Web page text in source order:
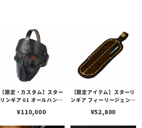
【限定・カスタム】スター
リンギア 01 オールハンド
タンプ/ブラック
¥110,000
【限定アイテム】スターリ
ンギア フィーリージェント
トゥースピック
¥52,800